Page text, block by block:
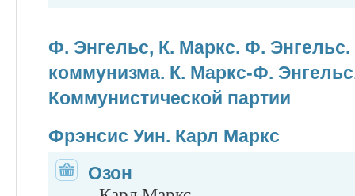
Ф. Энгельс, К. Маркс. Ф.
коммунизма. К. Маркс-Ф.
Коммунистической партии
Фрэнсис Уин. Карл Маркс
Озон